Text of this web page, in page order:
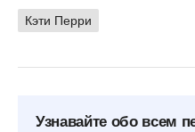
Кэти Перри
Узнавайте обо всем